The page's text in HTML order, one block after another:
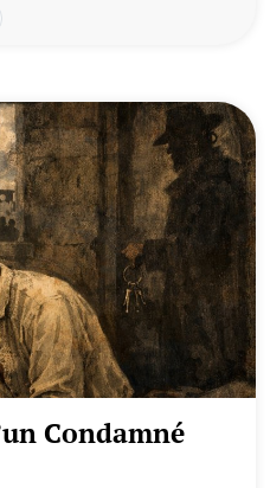
Condamné